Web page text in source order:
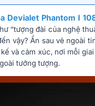
Devialet Phantom I
“tượng đài của nghệ
vậy? Ẩn sau vẻ ngoài
và cảm xúc, nơi mỗi
tưởng tượng.